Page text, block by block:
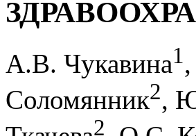
А.В. Чукавина1
Соломянник2,
2